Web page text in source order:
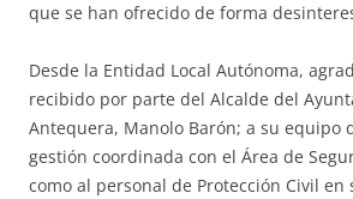
que se han ofrecido de forma
Desde la Entidad Local Autónoma,
recibido por parte del Alcalde del
Antequera, Manolo Barón; a su equipo
gestión coordinada con el Área de
como al personal de Protección Civil en